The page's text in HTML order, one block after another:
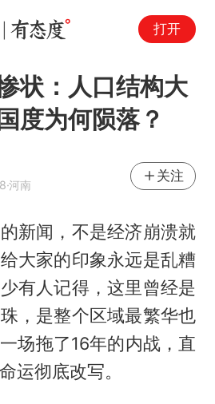
打开
状：人口结构大
度为何陨落？
·河南
关注
新闻，不是经济崩溃就
大家的印象永远是乱糟
有人记得，这里曾经是
，是整个区域最繁华也
场拖了16年的内战，直
运彻底改写。